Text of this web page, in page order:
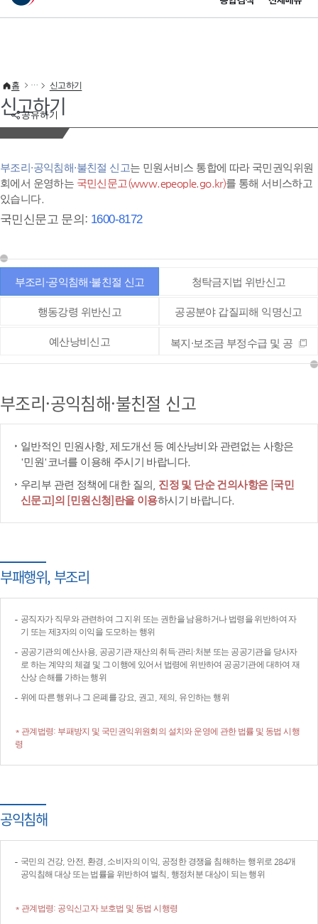
이 누리집은 대한민국 공식 전자정부 누리집입니다.
공유하기
홈 신고하기
신고하기
부조리·공익침해·불친절 신고는 민원서비스 통합에 따라 국민권익위원
회에서 운영하는 국민신문고(www.epeople.go.kr)를 통해 서비스하고
있습니다.
국민신문고 문의: 1600-8172
부조리·공익침해·불친절 신고 청탁금지법 위반신고
행동강령 위반신고 공공분야 갑질피해 익명신고
예산낭비신고 복지·보조금 부정수급 및 공
부조리·공익침해·불친절 신고
일반적인 민원사항, 제도개선 등 예산낭비와 관련없는 사항은
'민원'코너를 이용해 주시기 바랍니다.
우리부 관련 정책에 대한 질의, 진정 및 단순 건의사항은 [국민
신문고]의 [민원신청]란을 이용하시기 바랍니다.
부패행위, 부조리
공직자가 직무와 관련하여 그 지위 또는 권한을 남용하거나 법령을 위반하여 자
기 또는 제3자의 이익을 도모하는 행위
공공기관의 예산사용, 공공기관 재산의 취득·관리·처분 또는 공공기관을 당사자
로 하는 계약의 체결 및 그 이행에 있어서 법령에 위반하여 공공기관에 대하여 재
산상 손해를 가하는 행위
위에 따른 행위나 그 은폐를 강요, 권고, 제의, 유인하는 행위
* 관계법령: 부패방지 및 국민권익위원회의 설치와 운영에 관한 법률 및 동법 시행
령
공익침해
국민의 건강, 안전, 환경, 소비자의 이익, 공정한 경쟁을 침해하는 행위로 284개
공익침해 대상 또는 법률을 위반하여 벌칙, 행정처분 대상이 되는 행위
* 관계법령: 공익신고자 보호법 및 동법 시행령